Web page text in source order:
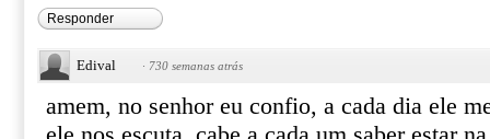
Responder
Edival · 730 semanas atrás
amem, no senhor eu confio, a cada dia ele